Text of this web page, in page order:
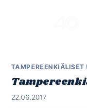
TAMPEREENKIÄLISET
22.06.2017